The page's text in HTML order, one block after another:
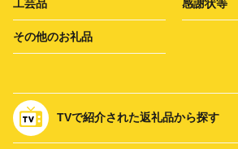
工芸品 感謝状等
その他のお礼品
TVで紹介された返礼品から探す